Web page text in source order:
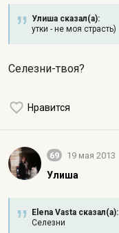
Улиша сказал(а):
утки - не моя страсть)
Селезни-твоя?
Нравится
69 19 мая 2013
Улиша
Elena Vasta сказал(а):
Селезни